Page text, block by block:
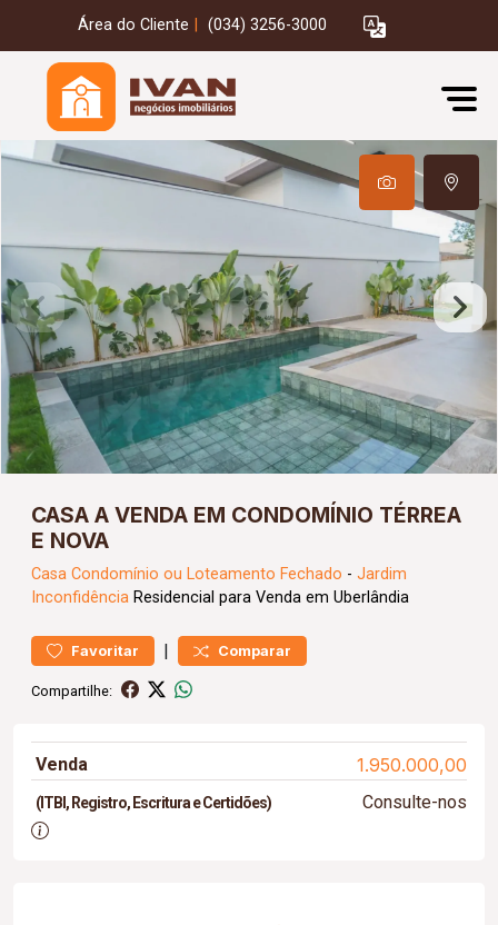
Área do Cliente (034) 3256-3000
CASA A VENDA EM CONDOMÍNIO TÉRREA
E NOVA
Casa Condomínio ou Loteamento Fechado - Jardim
Inconfidência Residencial para Venda em Uberlândia
Favoritar | Comparar
Compartilhe:
Venda 1.950.000,00
(ITBI, Registro, Escritura e Certidões) Consulte-nos